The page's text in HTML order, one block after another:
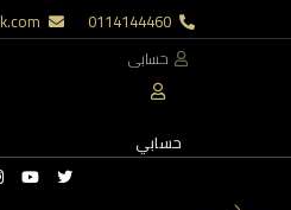
0114144460
حسابى
حسابي